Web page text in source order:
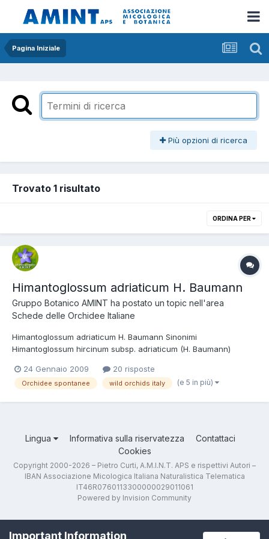
Pagina Iniziale
Più opzioni di ricerca
Trovato 1 risultato
ORDINA PER
Himantoglossum adriaticum H. Baumann
Gruppo Botanico AMINT ha postato un topic nell'area
Schede delle Orchidee Italiane
Himantoglossum adriaticum H. Baumann Sinonimi
Himantoglossum hircinum subsp. adriaticum (H. Baumann)
Magnoliophyta Classe: Liliopsida Ordine: Orchidales Famiglia:
Orchidaceae Nome italiano Barbone adriatico Fior cappuccio
24 Gennaio 2009 20 risposte
Orchidee spontanee wild orchids italy (e 5 in più)
Lingua Informativa sulla riservatezza
Contattaci
Cookies
Copyright 2000-2026 – Pietro Curti, A.M.I.N.T. APS e rispettivi Autori –
IBAN Associazione Micologica Italiana Naturalistica Telematica
IT46R0760113300000029011061
Powered by Invision Community
Important Information